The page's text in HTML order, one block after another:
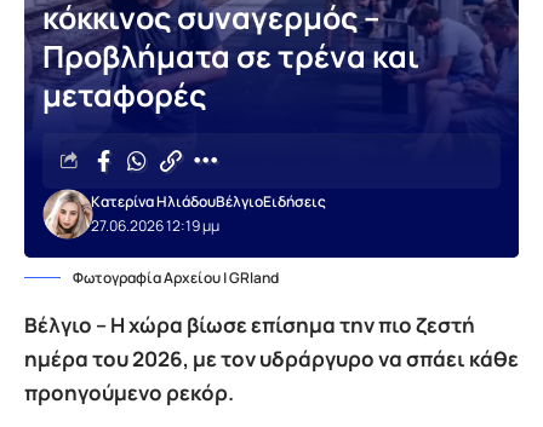
κόκκινος συναγερμός –
Προβλήματα σε τρένα και
μεταφορές
27.06.2026 12:19 μμ
Κατερίνα ΗλιάδουΒέλγιοΕιδήσεις
Φωτογραφία Αρχείου | GRland
Βέλγιο – Η χώρα βίωσε επίσημα την πιο ζεστή
ημέρα του 2026, με τον υδράργυρο να σπάει κάθε
προηγούμενο ρεκόρ.